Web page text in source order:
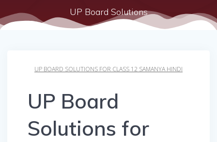
UP Board Solutions
UP BOARD SOLUTIONS FOR CLASS 12 SAMANYA HINDI
UP Board
Solutions for